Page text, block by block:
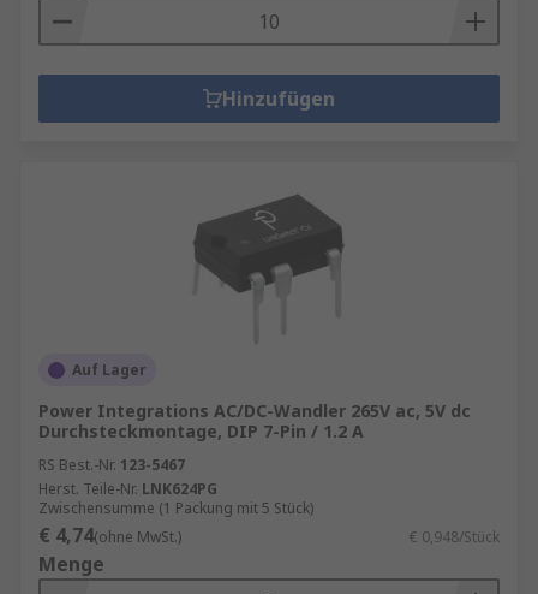
Hinzufügen
Auf Lager
Power Integrations AC/DC-Wandler 265V ac, 5V dc
Durchsteckmontage, DIP 7-Pin / 1.2 A
RS Best.-Nr. 123-5467
Herst. Teile-Nr. LNK624PG
Zwischensumme (1 Packung mit 5 Stück)
€ 4,74(ohne MwSt.) € 0,948/Stück
Menge